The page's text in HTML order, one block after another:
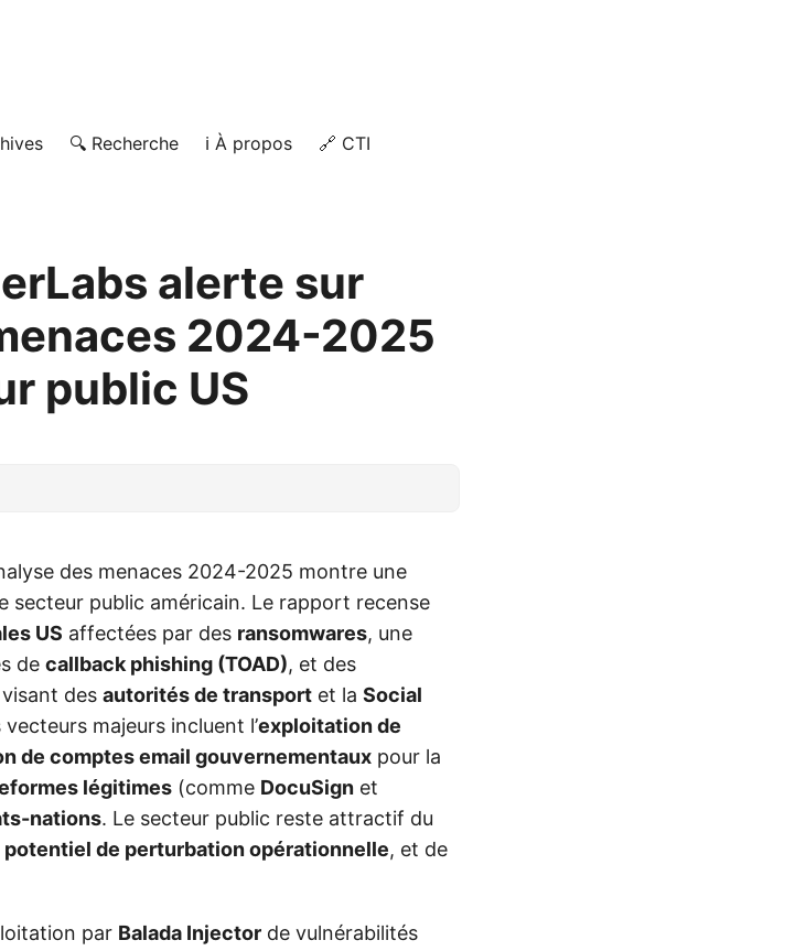
🔍 Recherche ℹ️ À propos 🔗 CTI
alerte sur
2024-2025
public US
des menaces 2024-2025 montre une
secteur public américain. Le rapport recense
US affectées par des ransomwares, une
de callback phishing (TOAD), et des
visant des autorités de transport et la Social
vecteurs majeurs incluent l’exploitation de
de comptes email gouvernementaux pour la
légitimes (comme DocuSign et
nations. Le secteur public reste attractif du
potentiel de perturbation opérationnelle, et de
par Balada Injector de vulnérabilités